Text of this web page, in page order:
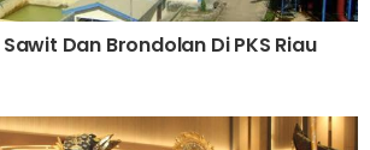
Dan Brondolan Di PKS Riau